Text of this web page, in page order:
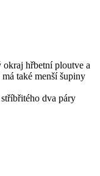
hřbetní ploutve a
také menší šupiny
dva páry